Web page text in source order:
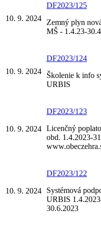
10. 9. 2024
DF2023/125
Zemný plyn
MŠ - 1.4.23-
10. 9. 2024
DF2023/124
Školenie k info
URBIS
10. 9. 2024
DF2023/123
Licenčný
obd. 1.4.2023-
10. 9. 2024
DF2023/122
Systémová
URBIS
30.6.2023